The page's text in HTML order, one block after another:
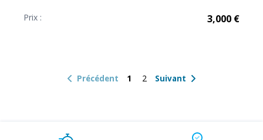
Prix : 3,000 €
Précédent 1 2 Suivant